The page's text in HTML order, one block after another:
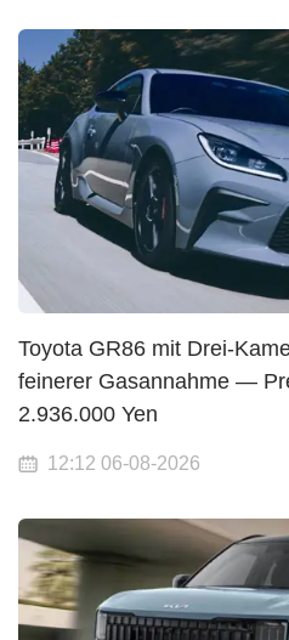
Toyota GR86 mit Drei-
feinerer Gasannahme —
2.936.000 Yen
12:12 06-08-2026